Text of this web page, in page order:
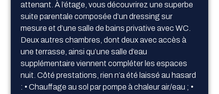
attenant. À l’étage, vous découvrirez une superbe
suite parentale composée d’un dressing sur
mesure et d’une salle de bains privative avec WC.
Deux autres chambres, dont deux avec accès à
une terrasse, ainsi qu’une salle d’eau
supplémentaire viennent compléter les espaces
nuit. Côté prestations, rien n’a été laissé au hasard
: • Chauffage au sol par pompe à chaleur air/eau ; •